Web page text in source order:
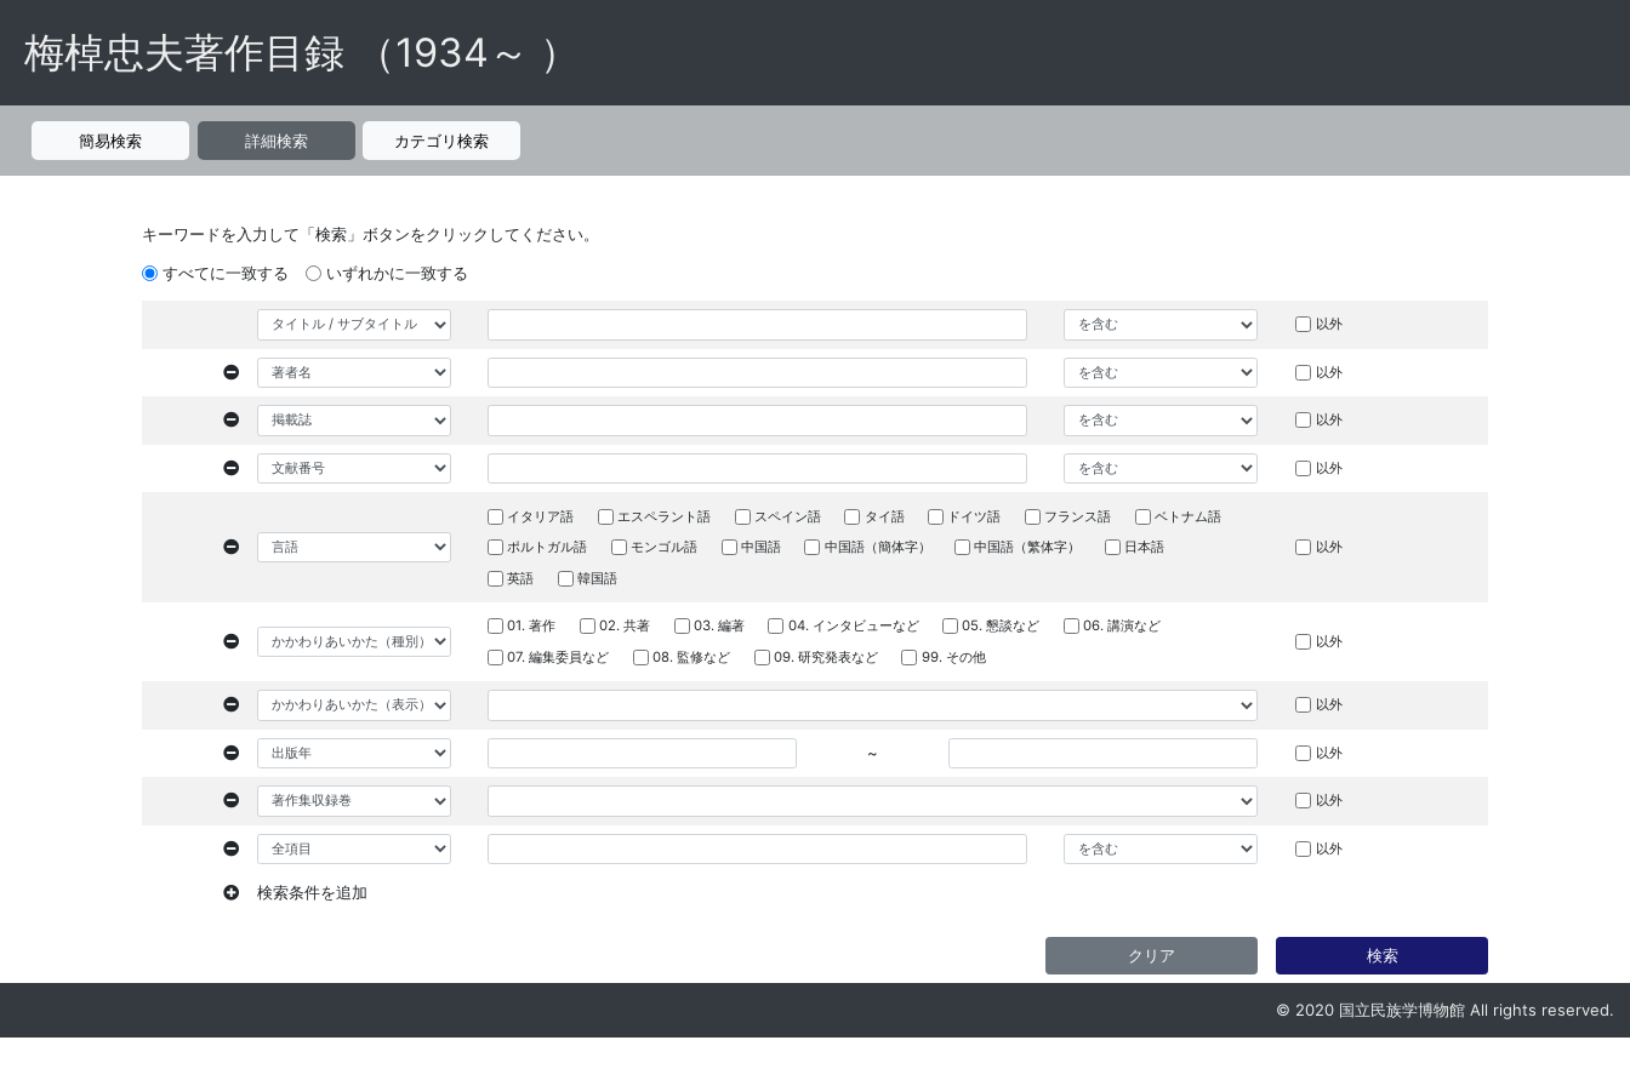
梅棹忠夫著作目録 （1934～ ）
簡易検索 詳細検索 カテゴリ検索
キーワードを入力して「検索」ボタンをクリックしてください。
すべてに一致する
いずれかに一致する
以外
以外
以外
以外
イタリア語 エスペラント語 スペイン語 タイ語 ドイツ語 フランス語
ベトナム語
ポルトガル語
モンゴル語 中国語 中国語（簡体字） 中国語（繁体字）
日本語
英語
韓国語
以外
01. 著作 02. 共著 03. 編著 04. インタビューなど 05. 懇談など
06. 講演など
07. 編集委員など
08. 監修など 09. 研究発表など 99. その他
以外
以外
~ 以外
以外
以外
検索条件を追加
クリア 検索
© 2020 国立民族学博物館 All rights reserved.